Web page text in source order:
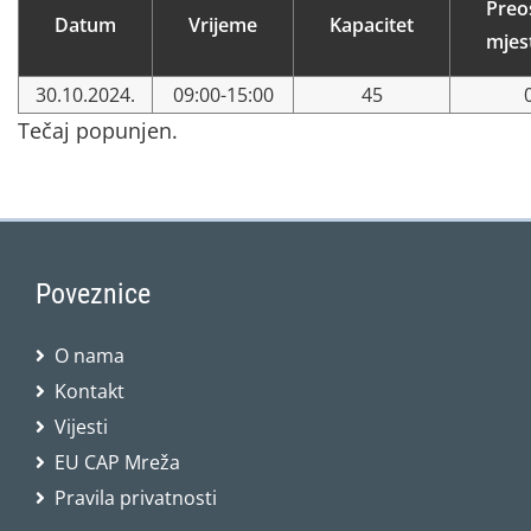
Datum Vrijeme Kapacitet
30.10.2024. 09:00-15:00 45
Tečaj popunjen.
Poveznice
O nama
Kontakt
Vijesti
EU CAP Mreža
Pravila privatnosti